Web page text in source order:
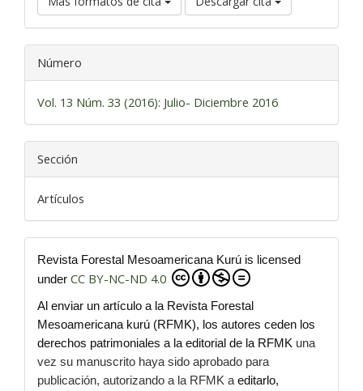
Número
Vol. 13 Núm. 33 (2016): Julio- Diciembre 2016
Sección
Artículos
Revista Forestal Mesoamericana Kurú is licensed
under CC BY-NC-ND 4.0
Al enviar un artículo a la Revista Forestal
Mesoamericana kurú (RFMK), los autores ceden los
derechos patrimoniales a la editorial de la RFMK una
vez su manuscrito haya sido aprobado para
publicación, autorizando a la RFMK a editarlo,